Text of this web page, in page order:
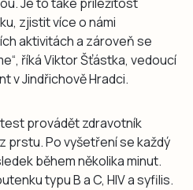
zjistit více o námi
aktivitách a zároveň se
říká Viktor Šťástka, vedoucí
v Jindřichově Hradci.
provádět zdravotník
prstu. Po vyšetření se každý
během několika minut.
typu B a C, HIV a syfilis.